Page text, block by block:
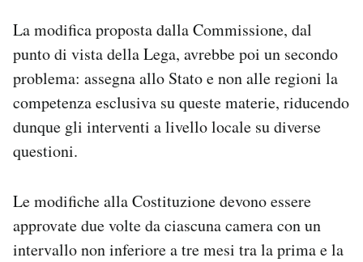
La modifica proposta dalla Commissione, dal
punto di vista della Lega, avrebbe poi un secondo
problema: assegna allo Stato e non alle regioni la
competenza esclusiva su queste materie, riducendo
dunque gli interventi a livello locale su diverse
questioni.
Le modifiche alla Costituzione devono essere
approvate due volte da ciascuna camera con un
intervallo non inferiore a tre mesi tra la prima e la